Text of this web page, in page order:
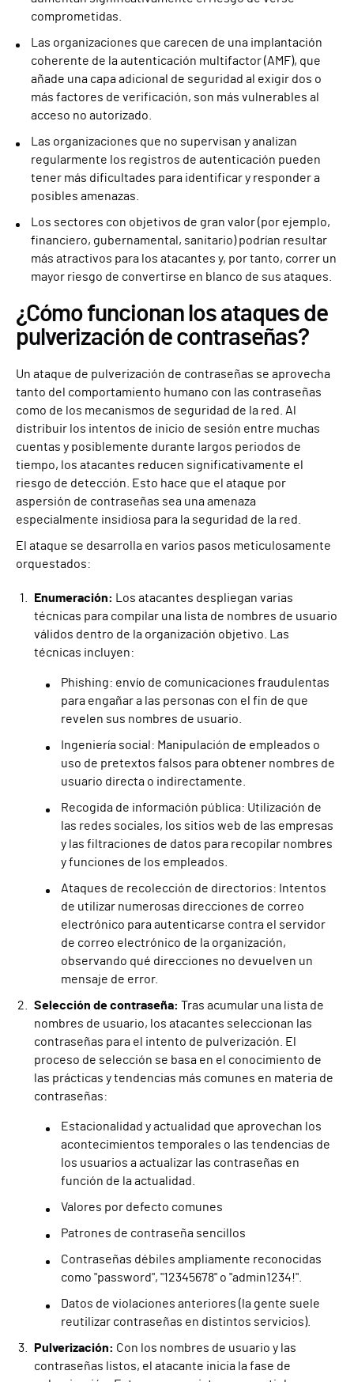
comprometidas.
Las organizaciones que carecen de una implantación
coherente de la autenticación multifactor (AMF), que
añade una capa adicional de seguridad al exigir dos o
más factores de verificación, son más vulnerables al
acceso no autorizado.
Las organizaciones que no supervisan y analizan
regularmente los registros de autenticación pueden
tener más dificultades para identificar y responder a
posibles amenazas.
Los sectores con objetivos de gran valor (por ejemplo,
financiero, gubernamental, sanitario) podrían resultar
más atractivos para los atacantes y, por tanto, correr un
mayor riesgo de convertirse en blanco de sus ataques.
¿Cómo funcionan los ataques de
pulverización de contraseñas?
Un ataque de pulverización de contraseñas se aprovecha
tanto del comportamiento humano con las contraseñas
como de los mecanismos de seguridad de la red. Al
distribuir los intentos de inicio de sesión entre muchas
cuentas y posiblemente durante largos periodos de
tiempo, los atacantes reducen significativamente el
riesgo de detección. Esto hace que el ataque por
aspersión de contraseñas sea una amenaza
especialmente insidiosa para la seguridad de la red.
El ataque se desarrolla en varios pasos meticulosamente
orquestados:
Enumeración:
Los atacantes despliegan varias
técnicas para compilar una lista de nombres de usuario
válidos dentro de la organización objetivo. Las
técnicas incluyen:
Phishing: envío de comunicaciones fraudulentas
para engañar a las personas con el fin de que
revelen sus nombres de usuario.
Ingeniería social: Manipulación de empleados o
uso de pretextos falsos para obtener nombres de
usuario directa o indirectamente.
Recogida de información pública: Utilización de
las redes sociales, los sitios web de las empresas
y las filtraciones de datos para recopilar nombres
y funciones de los empleados.
Ataques de recolección de directorios: Intentos
de utilizar numerosas direcciones de correo
electrónico para autenticarse contra el servidor
de correo electrónico de la organización,
observando qué direcciones no devuelven un
mensaje de error.
Selección de contraseña: Tras acumular una lista de
nombres de usuario, los atacantes seleccionan las
contraseñas para el intento de pulverización. El
proceso de selección se basa en el conocimiento de
las prácticas y tendencias más comunes en materia de
contraseñas:
Estacionalidad y actualidad que aprovechan los
acontecimientos temporales o las tendencias de
los usuarios a actualizar las contraseñas en
función de la actualidad.
Valores por defecto comunes
Patrones de contraseña sencillos
Contraseñas débiles ampliamente reconocidas
como "password", "12345678" o "admin1234!".
Datos de violaciones anteriores (la gente suele
reutilizar contraseñas en distintos servicios).
Pulverización: Con los nombres de usuario y las
contraseñas listos, el atacante inicia la fase de